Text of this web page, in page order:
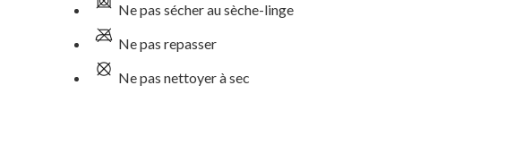
Ne pas sécher au sèche-linge
Ne pas repasser
Ne pas nettoyer à sec